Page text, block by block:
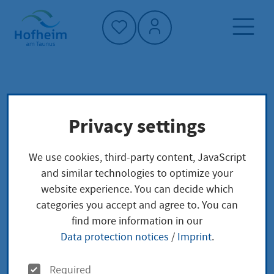
Home"
Befreiung von der Ausweispflicht als dauerhaft
behinderte Person beantragen, die sich nicht
in der Öffentlichkeit bewegen kann
Befreiung von der
Ausweispflicht als
dauerhaft behinderte
Privacy settings
We use cookies, third-party content, JavaScript
and similar technologies to optimize your
website experience. You can decide which
categories you accept and agree to. You can
find more information in our
Data protection notices / Imprint.
O
Required